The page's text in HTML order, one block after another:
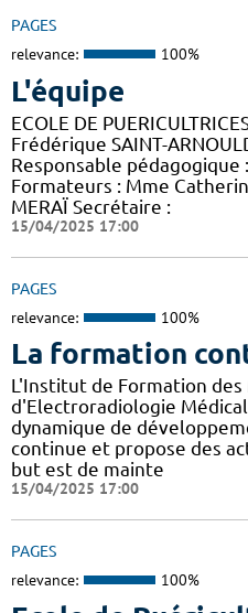
PAGES
relevance: 100%
L'équipe
ECOLE DE
Frédérique SAINT-
Responsable pédagogique
Formateurs : Mme
MERAÏ Secrétaire :
15/04/2025 17:00
PAGES
relevance: 100%
La formation
L'Institut de Formation
d'Electroradiologie
dynamique de
continue et propose des
but est de mainte
15/04/2025 17:00
PAGES
relevance: 100%